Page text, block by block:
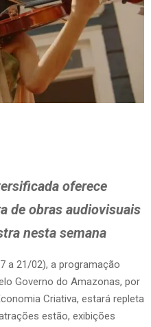
oferece
de obras audiovisuais
nesta semana
a 21/02), a programação
Governo do Amazonas, por
Criativa, estará repleta
estão, exibições